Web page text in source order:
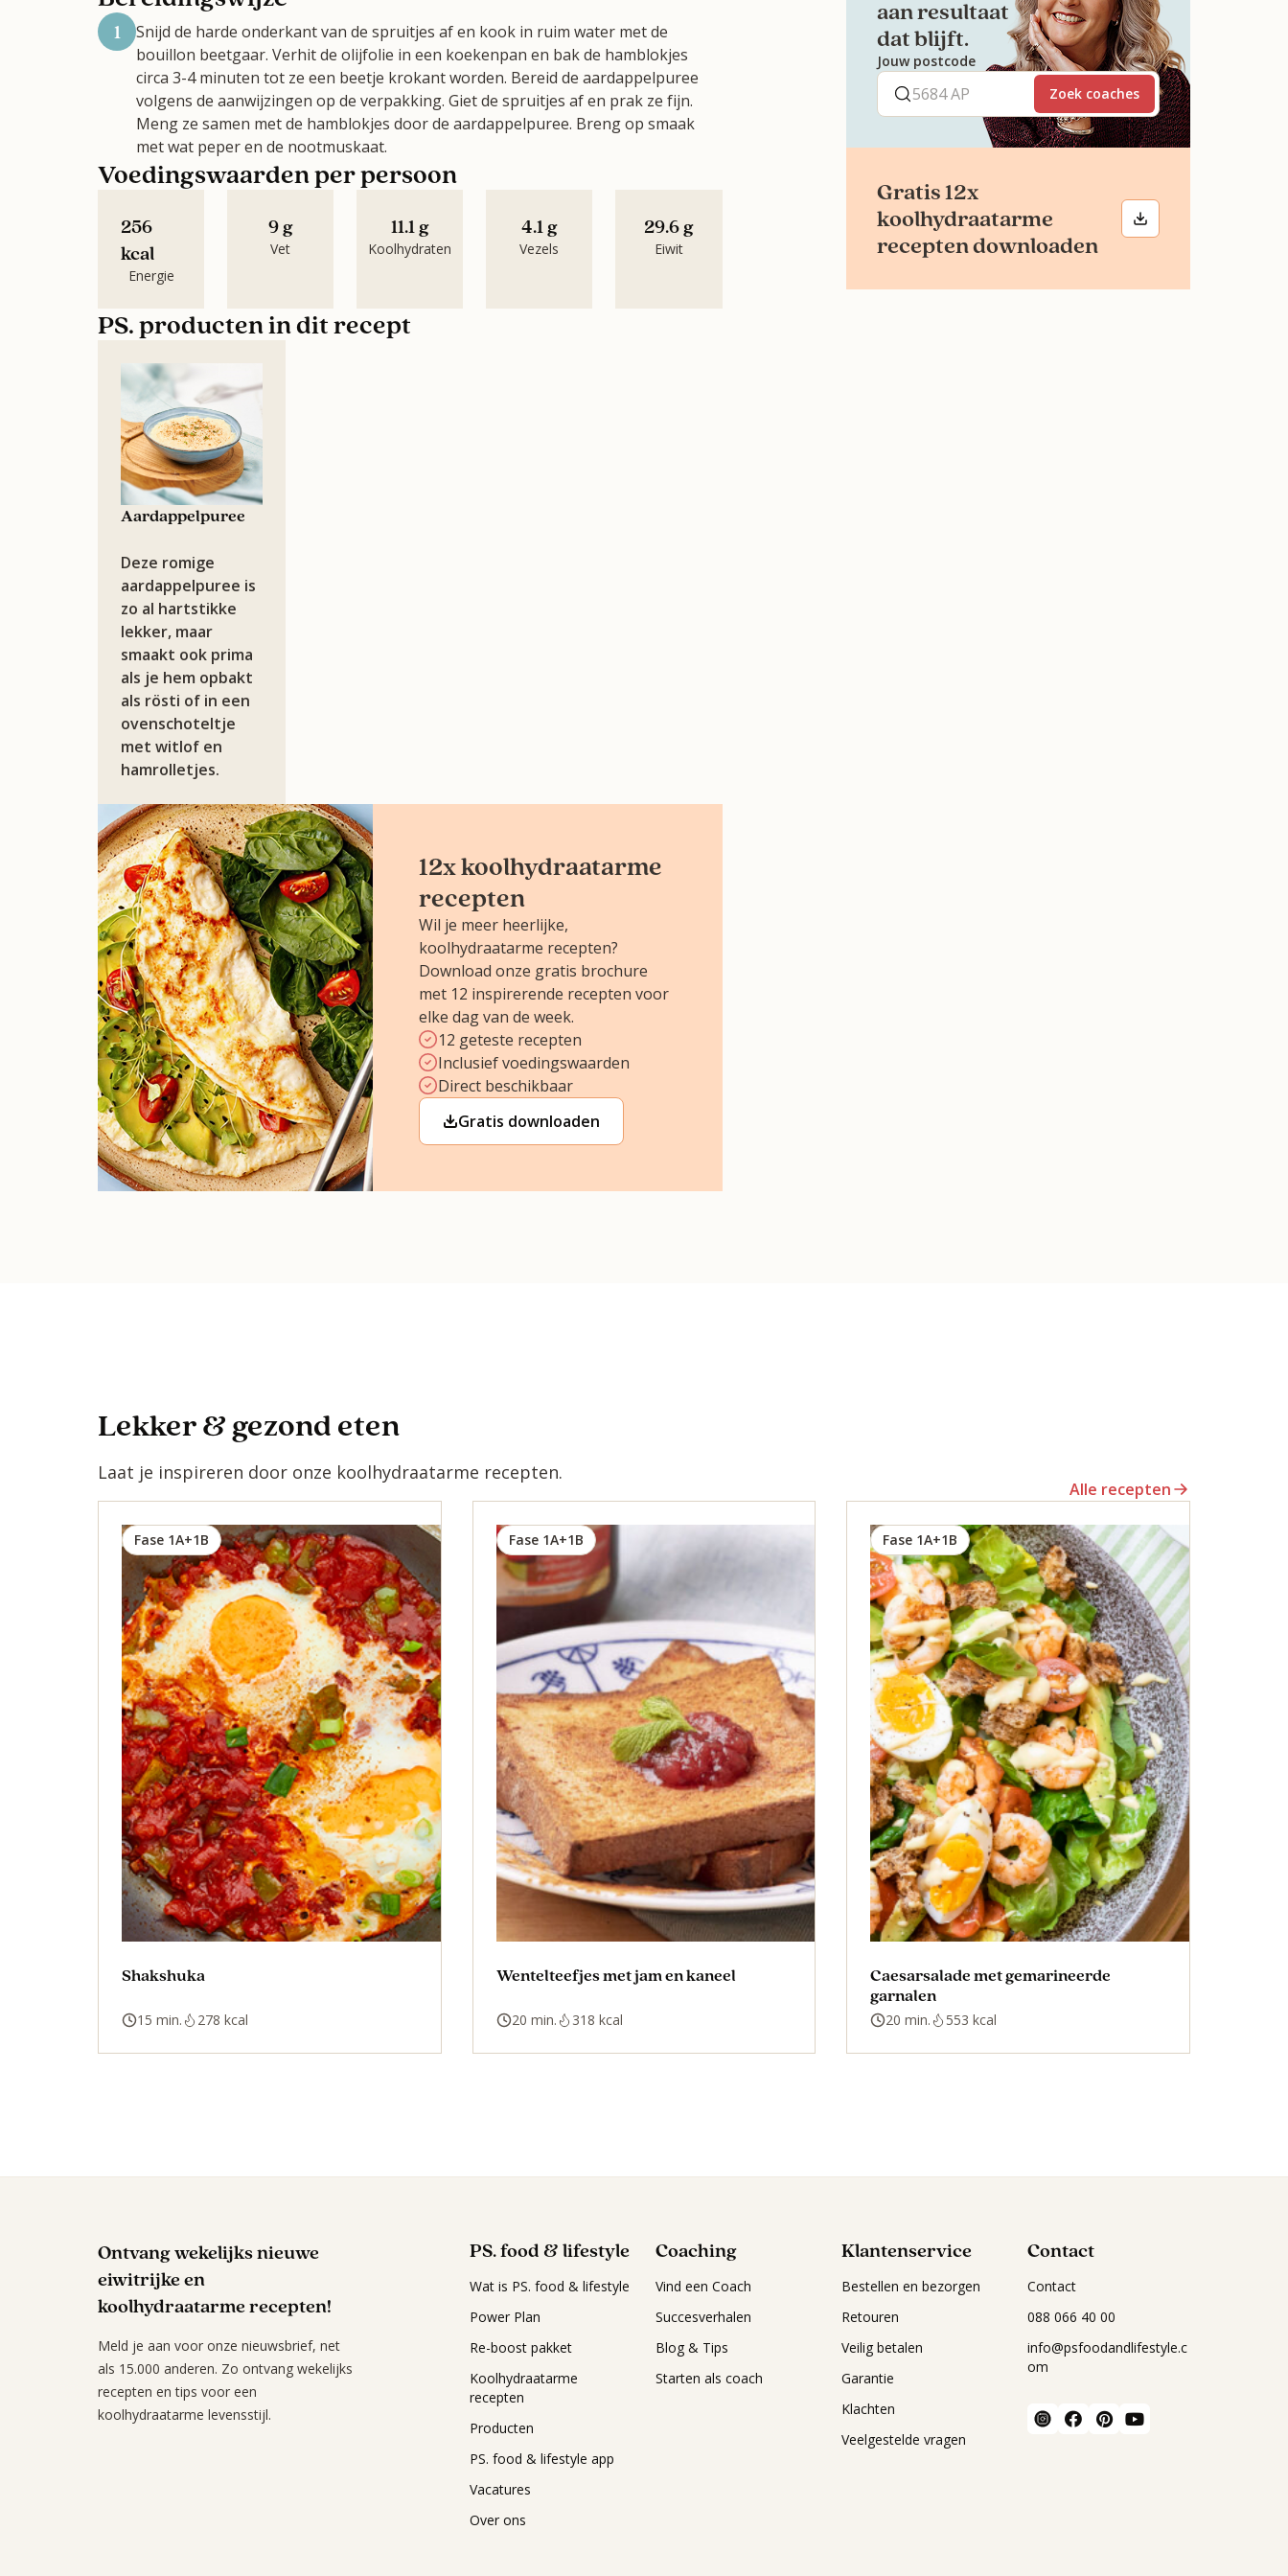
1
Snijd de harde onderkant van de spruitjes af en kook in ruim water met de
bouillon beetgaar. Verhit de olijfolie in een koekenpan en bak de hamblokjes
circa 3-4 minuten tot ze een beetje krokant worden. Bereid de aardappelpuree
volgens de aanwijzingen op de verpakking. Giet de spruitjes af en prak ze fijn.
Meng ze samen met de hamblokjes door de aardappelpuree. Breng op smaak
met wat peper en de nootmuskaat.
Voedingswaarden per persoon
256
kcal
Energie
9 g
Vet
11.1 g
Koolhydraten
4.1 g
Vezels
29.6 g
Eiwit
PS. producten in dit recept
Aardappelpuree
Deze romige
aardappelpuree is
zo al hartstikke
lekker, maar
smaakt ook prima
als je hem opbakt
als rösti of in een
ovenschoteltje
met witlof en
hamrolletjes.
12x koolhydraatarme
recepten
Wil je meer heerlijke,
koolhydraatarme recepten?
Download onze gratis brochure
met 12 inspirerende recepten voor
elke dag van de week.
12 geteste recepten
Inclusief voedingswaarden
Direct beschikbaar
Gratis downloaden
aan resultaat
dat blijft.
Jouw postcode
Zoek coaches
Gratis 12x
koolhydraatarme
recepten downloaden
Lekker & gezond eten
Laat je inspireren door onze koolhydraatarme recepten.
Alle recepten
Fase 1A+1B
Shakshuka
15 min. 278 kcal
Fase 1A+1B
Wentelteefjes met jam en kaneel
20 min. 318 kcal
Fase 1A+1B
Caesarsalade met gemarineerde
garnalen
20 min. 553 kcal
Ontvang wekelijks nieuwe
eiwitrijke en
koolhydraatarme recepten!
Meld je aan voor onze nieuwsbrief, net
als 15.000 anderen. Zo ontvang wekelijks
recepten en tips voor een
koolhydraatarme levensstijl.
PS. food & lifestyle
Wat is PS. food & lifestyle
Power Plan
Re-boost pakket
Koolhydraatarme
recepten
Producten
PS. food & lifestyle app
Vacatures
Over ons
Coaching
Vind een Coach
Succesverhalen
Blog & Tips
Starten als coach
Klantenservice
Bestellen en bezorgen
Retouren
Veilig betalen
Garantie
Klachten
Veelgestelde vragen
Contact
Contact
088 066 40 00
info@psfoodandlifestyle.c
om